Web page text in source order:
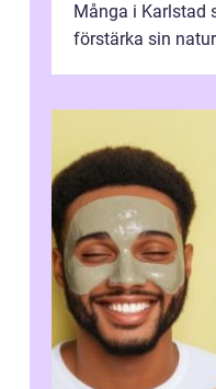
Många i Karlstad
förstärka sin